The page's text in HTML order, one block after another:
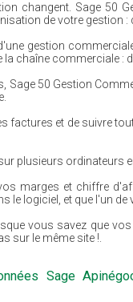
changent. Sage 50
de votre gestion :
gestion
la chaîne commerciale
Sage 50 Gestion
factures et de suivre
plusieurs
marges et chiffre
le logiciel, et que l'un
vous savez que
sur le même site !.
Sage